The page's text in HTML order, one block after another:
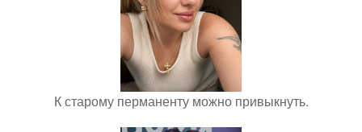
К старому перманенту можно привыкнуть.